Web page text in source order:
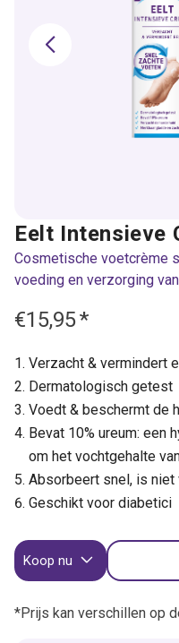
Eelt Intensieve
Cosmetische voetcrème
voeding en verzorging
€15,95*
Verzacht & vermindert
Dermatologisch getest
Voedt & beschermt de
Bevat 10% ureum: een
om het vochtgehalte
Absorbeert snel, is niet
Geschikt voor diabetici
Koop nu
*Prijs kan verschillen op